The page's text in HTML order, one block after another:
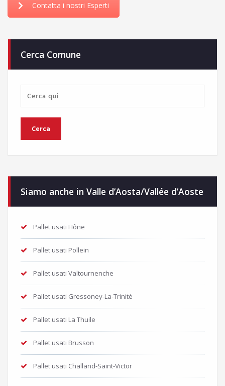
Contatta i nostri Esperti
Cerca Comune
Siamo anche in Valle d’Aosta/Vallée d’Aoste
Pallet usati Hône
Pallet usati Pollein
Pallet usati Valtournenche
Pallet usati Gressoney-La-Trinité
Pallet usati La Thuile
Pallet usati Brusson
Pallet usati Challand-Saint-Victor